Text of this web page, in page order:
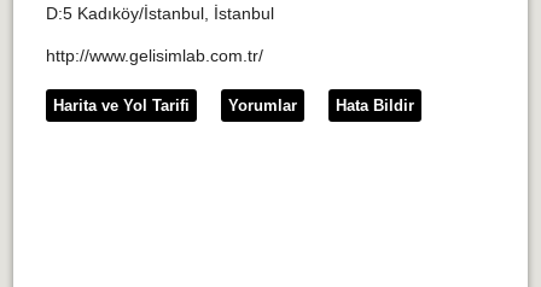
D:5 Kadıköy/İstanbul, İstanbul
http://www.gelisimlab.com.tr/
Harita ve Yol Tarifi Yorumlar Hata Bildir